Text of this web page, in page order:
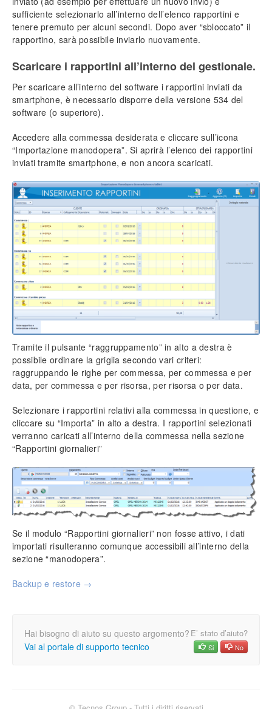
sufficiente selezionarlo all’interno dell’elenco rapportini e
tenere premuto per alcuni secondi. Dopo aver “sbloccato” il
rapportino, sarà possibile inviarlo nuovamente.
Scaricare i rapportini all’interno del gestionale.
Per scaricare all’interno del software i rapportini inviati da
smartphone, è necessario disporre della versione 534 del
software (o superiore).
Accedere alla commessa desiderata e cliccare sull’icona
“Importazione manodopera”. Si aprirà l’elenco dei rapportini
inviati tramite smartphone, e non ancora scaricati.
Tramite il pulsante “raggruppamento” in alto a destra è
possibile ordinare la griglia secondo vari criteri:
raggruppando le righe per commessa, per commessa e per
data, per commessa e per risorsa, per risorsa o per data.
Selezionare i rapportini relativi alla commessa in questione, e
cliccare su “Importa” in alto a destra. I rapportini selezionati
verranno caricati all’interno della commessa nella sezione
“Rapportini giornalieri”
Se il modulo “Rapportini giornalieri” non fosse attivo, i dati
importati risulteranno comunque accessibili all’interno della
sezione “manodopera”.
Backup e restore →
Hai bisogno di aiuto su questo argomento?
Vai al portale di supporto tecnico
E’ stato d’aiuto?
Si No